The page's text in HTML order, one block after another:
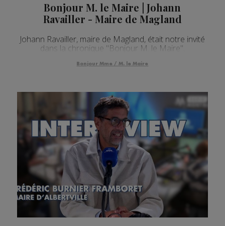
Bonjour M. le Maire | Johann
Ravailler - Maire de Magland
Johann Ravailler, maire de Magland, était notre invité
dans la chronique "Bonjour M. le Maire".
Bonjour Mme / M. le Maire